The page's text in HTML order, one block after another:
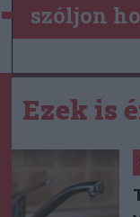
szóljon
Ezek is